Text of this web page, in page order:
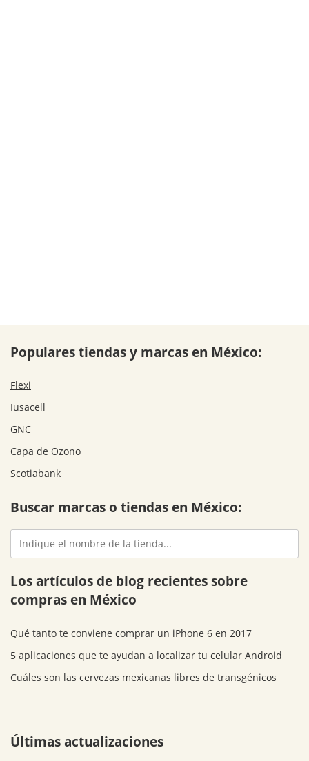
Populares tiendas y marcas en México:
Flexi
Iusacell
GNC
Capa de Ozono
Scotiabank
Buscar marcas o tiendas en México:
Los artículos de blog recientes sobre
compras en México
Qué tanto te conviene comprar un iPhone 6 en 2017
5 aplicaciones que te ayudan a localizar tu celular Android
Cuáles son las cervezas mexicanas libres de transgénicos
Últimas actualizaciones